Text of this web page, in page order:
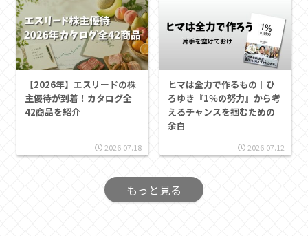
【2026年】エスリードの株
主優待が到着！カタログ全
42商品を紹介
2026.07.18
ヒマは全力で作るもの｜ひ
ろゆき『1％の努力』から考
えるチャンスを掴むための
余白
2026.07.12
もっと見る